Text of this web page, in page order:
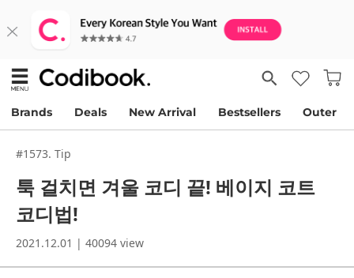
Brands Deals New Arrival Bestsellers Outer
#1573. Tip
툭 걸치면 겨울 코디 끝! 베이지 코트
코디법!
2021.12.01 | 40094 view